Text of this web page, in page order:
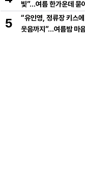
빛”…여름 한가운데 묻
유의 감각→팬들 궁금
5
“유인영, 정류장 키스
웃음까지”…여름밤 마